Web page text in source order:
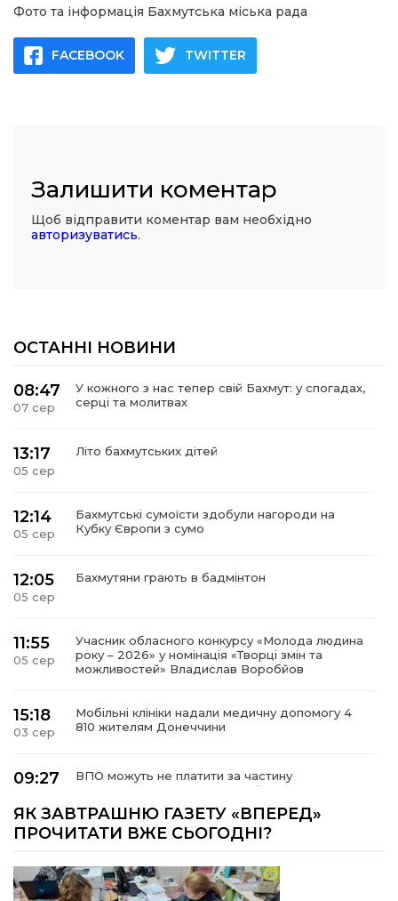
Фото та інформація Бахмутська міська рада
FACEBOOK TWITTER
Залишити коментар
Щоб відправити коментар вам необхідно
авторизуватись.
ОСТАННІ НОВИНИ
08:47
07 сер
У кожного з нас тепер свій Бахмут: у спогадах,
серці та молитвах
13:17
05 сер
Літо бахмутських дітей
12:14
05 сер
Бахмутські сумоїсти здобули нагороди на
Кубку Європи з сумо
12:05
05 сер
Бахмутяни грають в бадмінтон
11:55
05 сер
Учасник обласного конкурсу «Молода людина
року – 2026» у номінація «Творці змін та
можливостей» Владислав Воробйов
15:18
03 сер
Мобільні клініки надали медичну допомогу 4
810 жителям Донеччини
09:27
ВПО можуть не платити за частину
комунальних послуг: про що йдеться
14:12
Досі ВПО? Юристка розповіла, коли
внутрішньо переміщеної особи
ЯК ЗАВТРАШНЮ ГАЗЕТУ «ВПЕРЕД»
ПРОЧИТАТИ ВЖЕ СЬОГОДНІ?